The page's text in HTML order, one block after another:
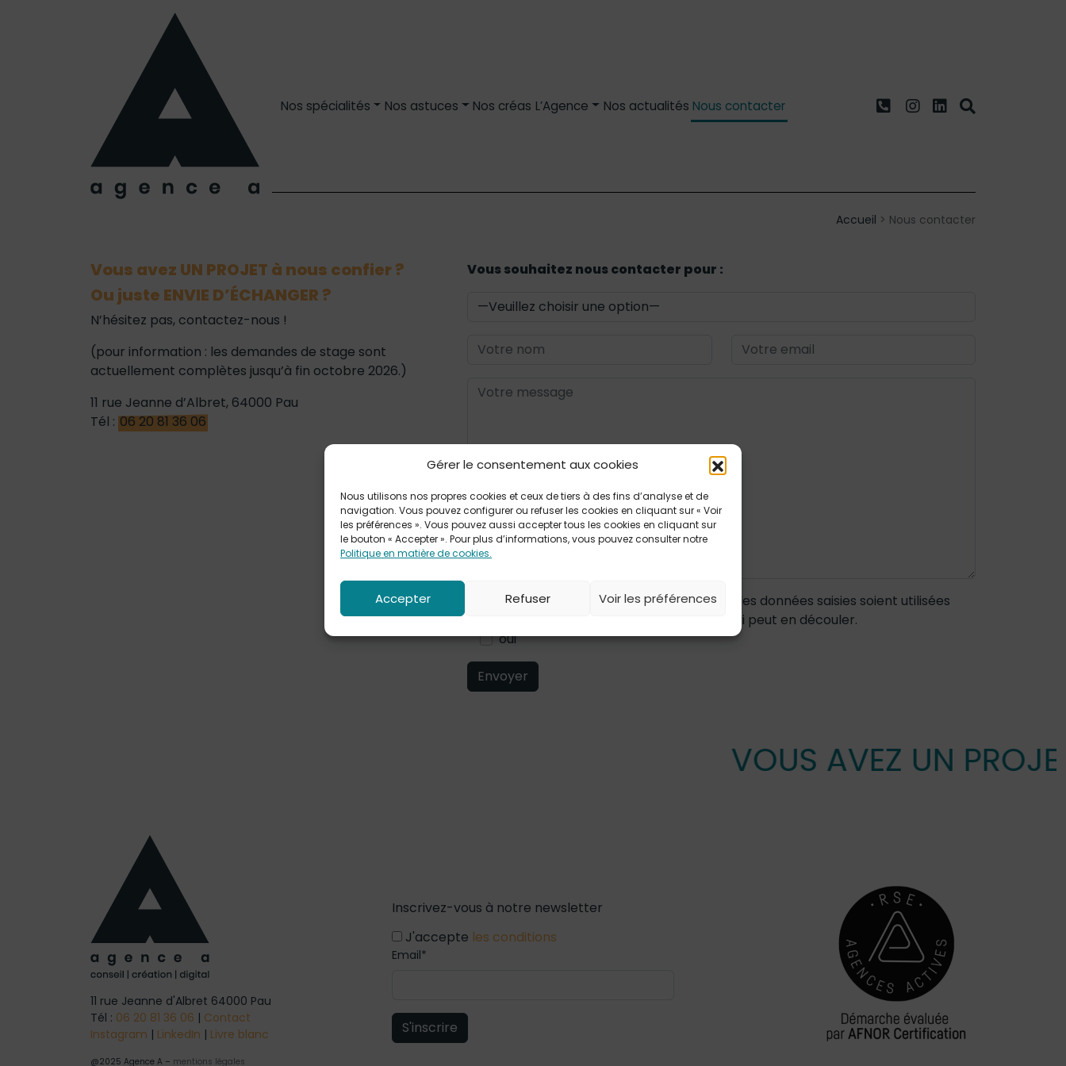
Gérer le consentement aux cookies
Nous utilisons nos propres cookies et ceux de tiers à des fins d’analyse et de
navigation. Vous pouvez configurer ou refuser les cookies en cliquant sur « Voir
les préférences ». Vous pouvez aussi accepter tous les cookies en cliquant sur
le bouton « Accepter ». Pour plus d’informations, vous pouvez consulter notre
Politique en matière de cookies.
Accepter Refuser Voir les préférences
Nos spécialités Nos astuces Nos créas L’Agence Nos actualités Nous contacter
Accueil > Nous contacter
Vous avez UN PROJET à nous confier ?
Ou juste ENVIE D’ÉCHANGER ?
N’hésitez pas, contactez-nous !
(pour information : les demandes de stage sont
actuellement complètes jusqu’à fin octobre 2026.)
11 rue Jeanne d’Albret, 64000 Pau
Tél : 06 20 81 36 06
Vous souhaitez nous contacter pour :
En soumettant ce formulaire j’accepte que les données saisies soient utilisées
dans le cadre de la relation commerciale qui peut en découler.
oui
VOUS AVEZ UN
11 rue Jeanne d'Albret 64000 Pau
Tél : 06 20 81 36 06 | Contact
Instagram | LinkedIn | Livre blanc
Inscrivez-vous à notre newsletter
J'accepte les conditions
Email*
@2025 Agence A – mentions légales